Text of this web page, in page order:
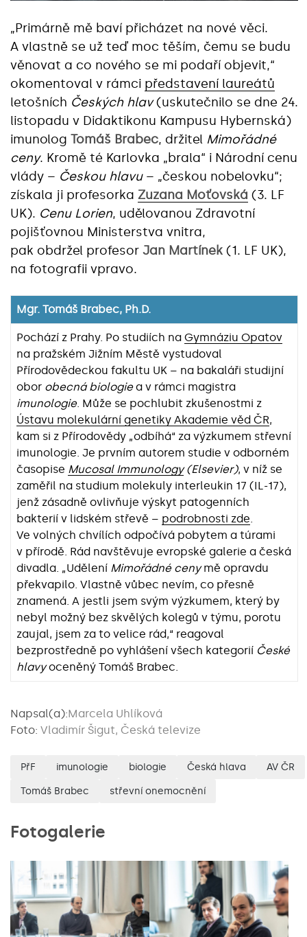
„Primárně mě baví přicházet na nové věci.
A vlastně se už teď moc těším, čemu se budu
věnovat a co nového se mi podaří objevit,“
okomentoval v rámci představení laureátů
letošních Českých hlav(uskutečnilo se dne 24.
listopadu v Didaktikonu Kampusu Hybernská)
imunolog Tomáš Brabec, držitel Mimořádné
ceny. Kromě té Karlovka „brala“ i Národní cenu
vlády – Českou hlavu– „českou nobelovku“;
získala ji profesorka Zuzana Moťovská (3. LF
UK). Cenu Lorien, udělovanou Zdravotní
pojišťovnou Ministerstva vnitra,
pak obdržel profesor Jan Martínek (1. LF UK),
na fotografii vpravo.
Mgr. Tomáš Brabec, Ph.D.
Pochází z Prahy. Po studiích na Gymnáziu Opatov
na pražském Jižním Městě vystudoval
Přírodovědeckou fakultu UK – na bakaláři studijní
obor obecná biologiea v rámci magistra
imunologie. Může se pochlubit zkušenostmi z
Ústavu molekulární genetiky Akademie věd ČR,
kam si z Přírodovědy „odbíhá“ za výzkumem střevní
imunologie. Je prvním autorem studie v odborném
časopise Mucosal Immunology(Elsevier), v níž se
zaměřil na studium molekuly interleukin 17 (IL-17),
jenž zásadně ovlivňuje výskyt patogenních
bakterií v lidském střevě – podrobnosti zde.
Ve volných chvílích odpočívá pobytem a túrami
v přírodě. Rád navštěvuje evropské galerie a česká
divadla. „Udělení Mimořádné cenymě opravdu
překvapilo. Vlastně vůbec nevím, co přesně
znamená. A jestli jsem svým výzkumem, který by
nebyl možný bez skvělých kolegů v týmu, porotu
zaujal, jsem za to velice rád,“ reagoval
bezprostředně po vyhlášení všech kategorií České
hlavyoceněný Tomáš Brabec.
Napsal(a):Marcela Uhlíková
Foto: Vladimír Šigut, Česká televize
PřF imunologie biologie Česká hlava AV ČR
Tomáš Brabec střevní onemocnění
Fotogalerie